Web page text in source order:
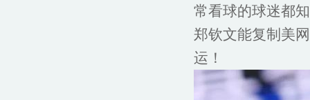
常看球的球迷都
郑钦文能复制美
运！